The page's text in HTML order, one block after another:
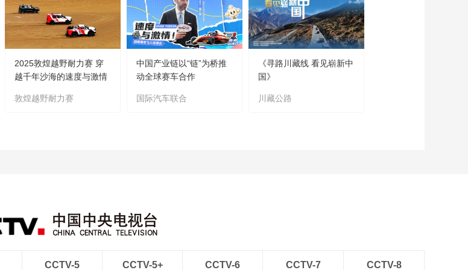
2025敦煌越野耐力赛 穿
越千年沙海的速度与激情
敦煌越野耐力赛
中国产业链以“链”为桥推
动全球赛车合作
国际汽车联合
《寻路川藏线 看见崭新中
国》
川藏公路
CCTV-5 CCTV-5+ CCTV-6 CCTV-7 CCTV-8